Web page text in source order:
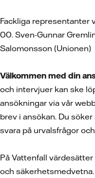
Fackliga representanter
00. Sven-Gunnar
Salomonsson (Unionen)
Välkommen med din
och intervjuer kan ske
ansökningar via vår
brev i ansökan. Du
svara på urvalsfrågor
På Vattenfall
och